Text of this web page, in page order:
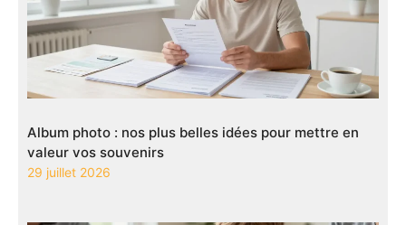
Album photo : nos plus belles idées pour mettre en
valeur vos souvenirs
29 juillet 2026